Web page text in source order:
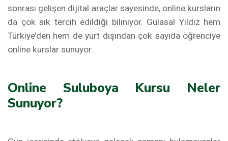
sonrası gelişen dijital araçlar sayesinde, online kursların
da çok sık tercih edildiği biliniyor. Gülasal Yıldız hem
Türkiye’den hem de yurt dışından çok sayıda öğrenciye
online kurslar sunuyor.
Online Suluboya Kursu Neler
Sunuyor?